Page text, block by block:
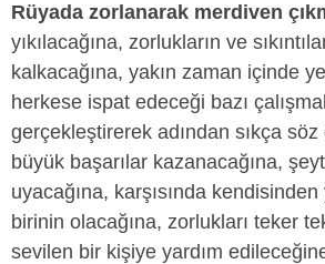
Rüyada zorlanarak merdiven
yıkılacağına, zorlukların ve
kalkacağına, yakın zaman içinde
herkese ispat edeceği bazı
gerçekleştirerek adından sıkça
büyük başarılar kazanacağına,
uyacağına, karşısında
birinin olacağına, zorlukları teker
sevilen bir kişiye yardım